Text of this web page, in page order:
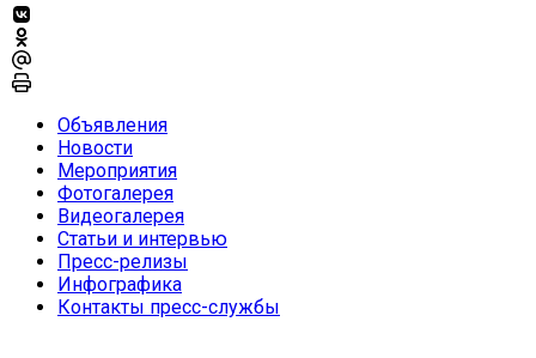
Объявления
Новости
Мероприятия
Фотогалерея
Видеогалерея
Статьи и интервью
Пресс-релизы
Инфографика
Контакты пресс-службы